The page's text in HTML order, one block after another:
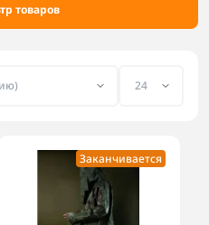
товаров
Заканчивается